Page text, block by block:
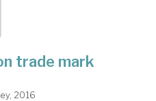
trade mark
2016